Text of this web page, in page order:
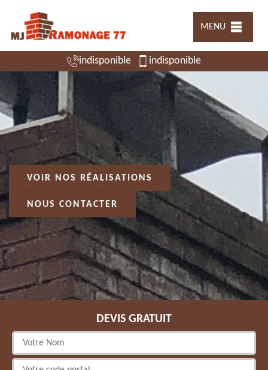
MENU
indisponible indisponible
VOIR NOS RÉALISATIONS
NOUS CONTACTER
DEVIS GRATUIT